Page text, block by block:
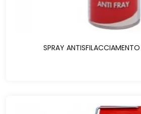
SPRAY